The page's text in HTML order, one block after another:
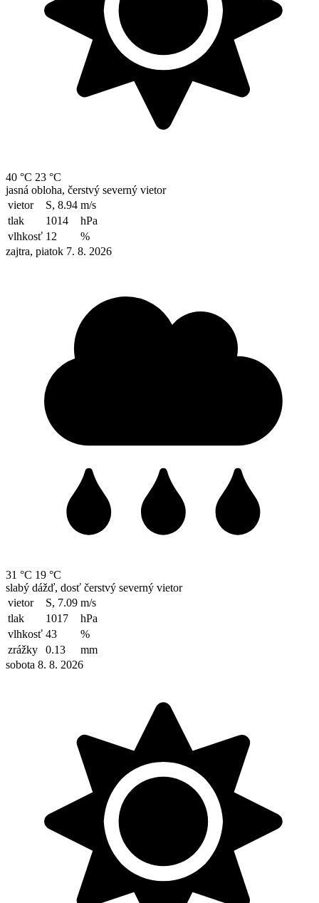
40 °C 23 °C
jasná obloha, čerstvý severný vietor
vietor
S, 8.94 m/s
tlak
1014
hPa
vlhkosť 12
%
zajtra, piatok 7. 8. 2026
31 °C 19 °C
slabý dážď, dosť čerstvý severný vietor
vietor
S, 7.09 m/s
tlak
1017
hPa
vlhkosť 43
%
zrážky
0.13
mm
sobota 8. 8. 2026